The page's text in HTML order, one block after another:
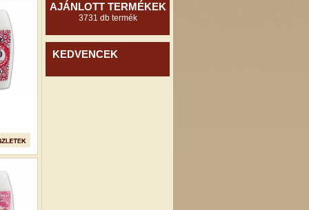
AJÁNLOTT TERMÉKEK
3731 db termék
KEDVENCEK